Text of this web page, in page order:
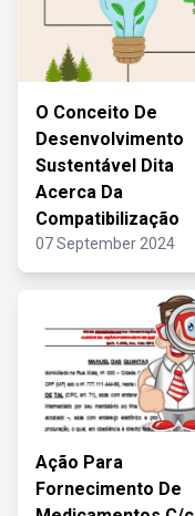
O Conceito De
Desenvolvimento
Sustentável Dita
Acerca Da
Compatibilização
07 September 2024
Ação Para
Fornecimento De